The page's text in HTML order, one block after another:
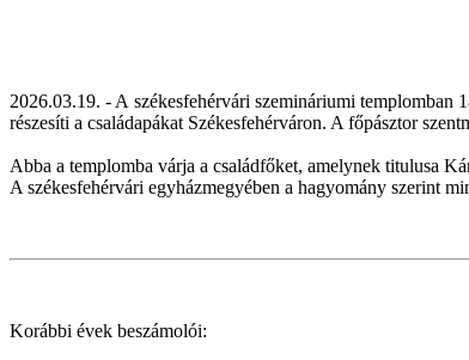
2026.03.19. - A székesfehérvári szemináriumi templomban
részesíti a családapákat Székesfehérváron. A főpásztor
Abba a templomba várja a családfőket, amelynek titulusa
A székesfehérvári egyházmegyében a hagyomány szerint
Korábbi évek beszámolói: